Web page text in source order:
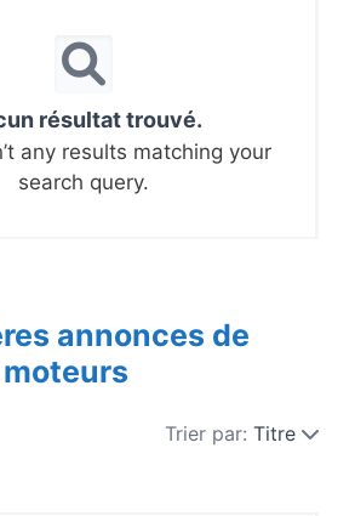
résultat trouvé.
any results matching your
search query.
annonces de
Trier par: Titre